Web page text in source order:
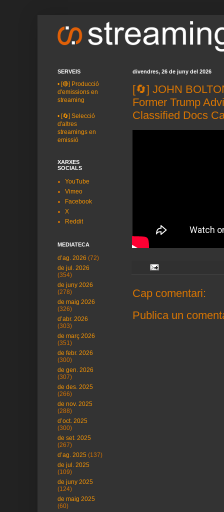
divendres, 26 de juny del 2026
[🔄] JOHN
Former Trump
Classified Docs
Cap comentari:
Publica un
SERVEIS
• [🔴] Producció
d'emissions en
streaming
• [🔄] Selecció
d'altres
streamings en
emissió
XARXES
SOCIALS
YouTube
Vimeo
Facebook
X
Reddit
MEDIATECA
d’ag. 2026 (72)
de jul. 2026
(354)
de juny 2026
(278)
de maig 2026
(326)
d’abr. 2026
(303)
de març 2026
(351)
de febr. 2026
(300)
de gen. 2026
(307)
de des. 2025
(266)
de nov. 2025
(288)
d’oct. 2025
(300)
de set. 2025
(267)
d’ag. 2025 (137)
de jul. 2025
(109)
de juny 2025
(124)
de maig 2025
(60)